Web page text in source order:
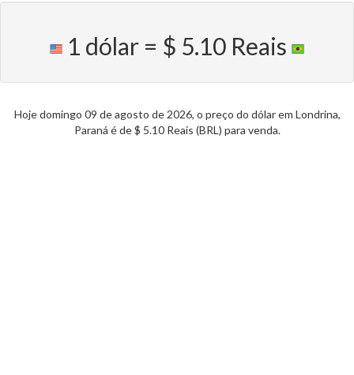
1 dólar = $ 5.10 Reais
Hoje domingo 09 de agosto de 2026, o preço do dólar em Londrina,
Paraná é de $ 5.10 Reais (BRL) para venda.